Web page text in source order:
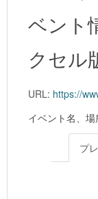
ベント
クセル
URL: https://
イベント名、場
プ